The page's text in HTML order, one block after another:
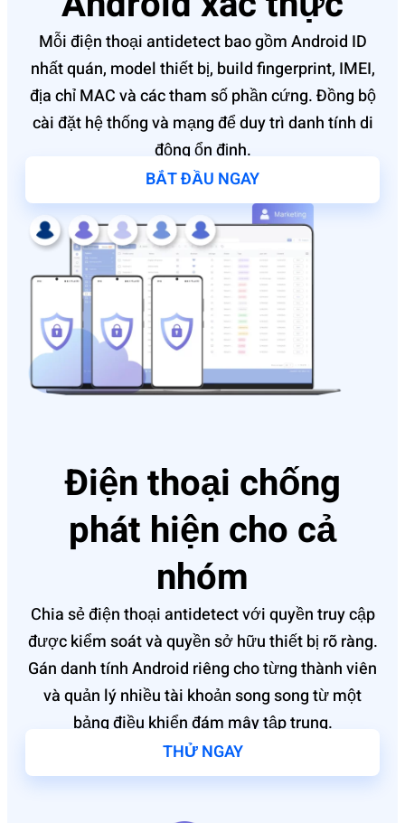
Mỗi điện thoại antidetect bao gồm Android ID
nhất quán, model thiết bị, build fingerprint, IMEI,
địa chỉ MAC và các tham số phần cứng. Đồng bộ
cài đặt hệ thống và mạng để duy trì danh tính di
động ổn định.
BẮT ĐẦU NGAY
Điện thoại chống
phát hiện cho cả
nhóm
Chia sẻ điện thoại antidetect với quyền truy cập
được kiểm soát và quyền sở hữu thiết bị rõ ràng.
Gán danh tính Android riêng cho từng thành viên
và quản lý nhiều tài khoản song song từ một
bảng điều khiển đám mây tập trung.
THỬ NGAY